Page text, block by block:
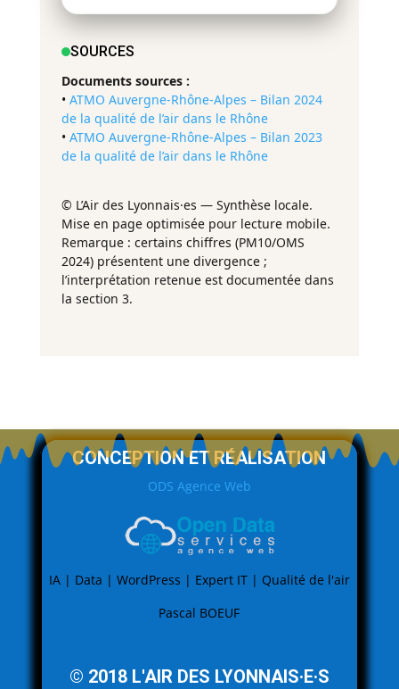
SOURCES
Documents sources :
• ATMO Auvergne-Rhône-Alpes – Bilan 2024
de la qualité de l’air dans le Rhône
• ATMO Auvergne-Rhône-Alpes – Bilan 2023
de la qualité de l’air dans le Rhône
© L’Air des Lyonnais·es — Synthèse locale.
Mise en page optimisée pour lecture mobile.
Remarque : certains chiffres (PM10/OMS
2024) présentent une divergence ;
l’interprétation retenue est documentée dans
la section 3.
CONCEPTION ET RÉALISATION
ODS Agence Web
IA | Data | WordPress | Expert IT | Qualité de l'air
Pascal BOEUF
© 2018 L'AIR DES LYONNAIS·E·S